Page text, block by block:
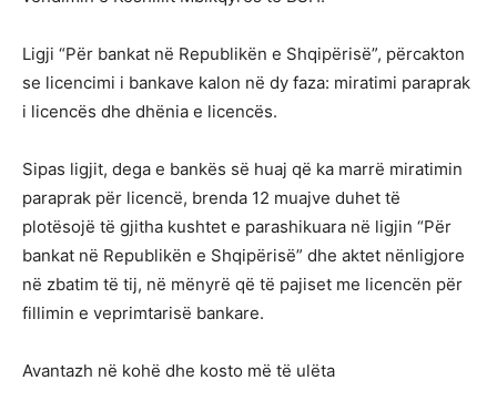
Ligji “Për bankat në Republikën e Shqipërisë”, përcakton
se licencimi i bankave kalon në dy faza: miratimi paraprak
i licencës dhe dhënia e licencës.
Sipas ligjit, dega e bankës së huaj që ka marrë miratimin
paraprak për licencë, brenda 12 muajve duhet të
plotësojë të gjitha kushtet e parashikuara në ligjin “Për
bankat në Republikën e Shqipërisë” dhe aktet nënligjore
në zbatim të tij, në mënyrë që të pajiset me licencën për
fillimin e veprimtarisë bankare.
Avantazh në kohë dhe kosto më të ulëta